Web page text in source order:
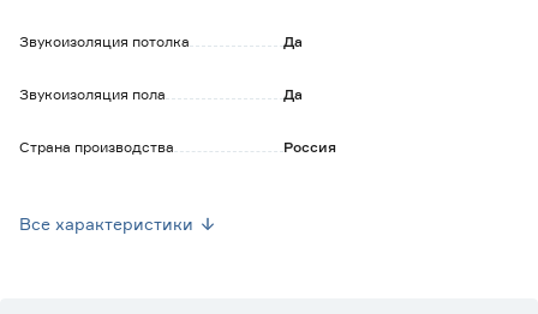
Звукоизоляция потолка Да
Звукоизоляция пола Да
Страна производства Россия
Все характеристики